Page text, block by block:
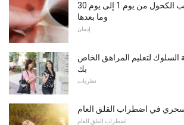
مراحل أعراض سحب الكحول من يوم 1 إلى يوم 30
وما بعدها
إدمان
السلوك لتعليم المراهق الخاص
بك
نظريات
في اضطراب القلق العام
اضطراب القلق العام